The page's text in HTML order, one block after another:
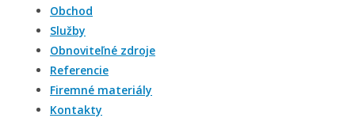
Obchod
Služby
Obnoviteľné zdroje
Referencie
Firemné materiály
Kontakty